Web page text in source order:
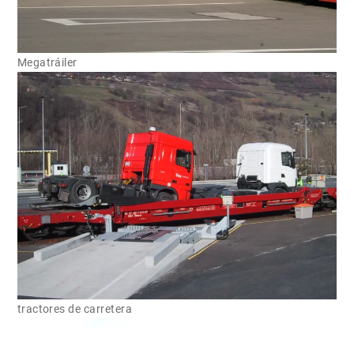
Megatráiler
tractores de carretera